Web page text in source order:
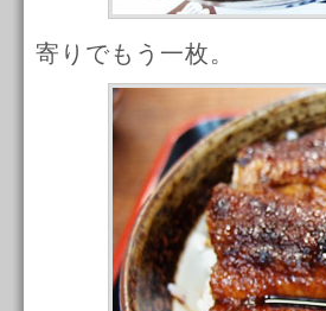
寄りでもう一枚。